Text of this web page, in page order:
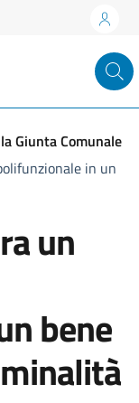
Giunta Comunale
in un
un
bene